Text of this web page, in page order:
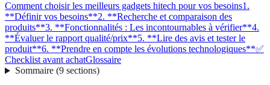
Comment choisir les meilleurs gadgets hitech pour vos besoins1.
**Définir vos besoins**2. **Recherche et comparaison des
produits**3. **Fonctionnalités : Les incontournables à vérifier**4.
**Évaluer le rapport qualité/prix**5. **Lire des avis et tester le
produit**6. **Prendre en compte les évolutions technologiques**✅
Checklist avant achatGlossaire
Sommaire(9 sections)